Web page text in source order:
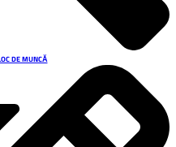
DE MUNCĂ